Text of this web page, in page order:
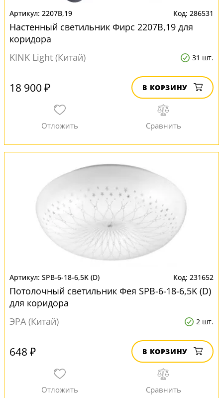
2207B,19 286531
Настенный светильник Фирс 2207B,19 для
коридора
KINK Light (Китай)
31 шт.
18 900 ₽ В КОРЗИНУ
SPB-6-18-6,5K (D) 231652
Потолочный светильник Фея SPB-6-18-6,5K (D)
для коридора
ЭРА (Китай)
2 шт.
648 ₽ В КОРЗИНУ